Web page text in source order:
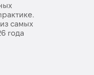
самых
года